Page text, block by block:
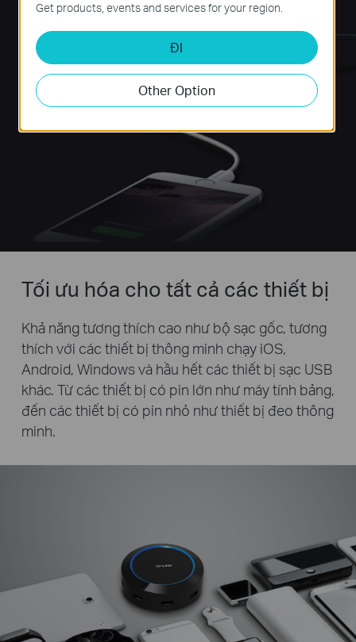
Tối ưu hóa cho tất cả các thiết bị
Khả năng tương thích cao như bộ sạc gốc, tương
thích với các thiết bị thông minh chạy iOS,
Android, Windows và hầu hết các thiết bị sạc USB
khác. Từ các thiết bị có pin lớn như máy tính bảng,
đến các thiết bị có pin nhỏ như thiết bị đeo thông
minh.
Get products, events and services for your region.
ĐI
Other Option